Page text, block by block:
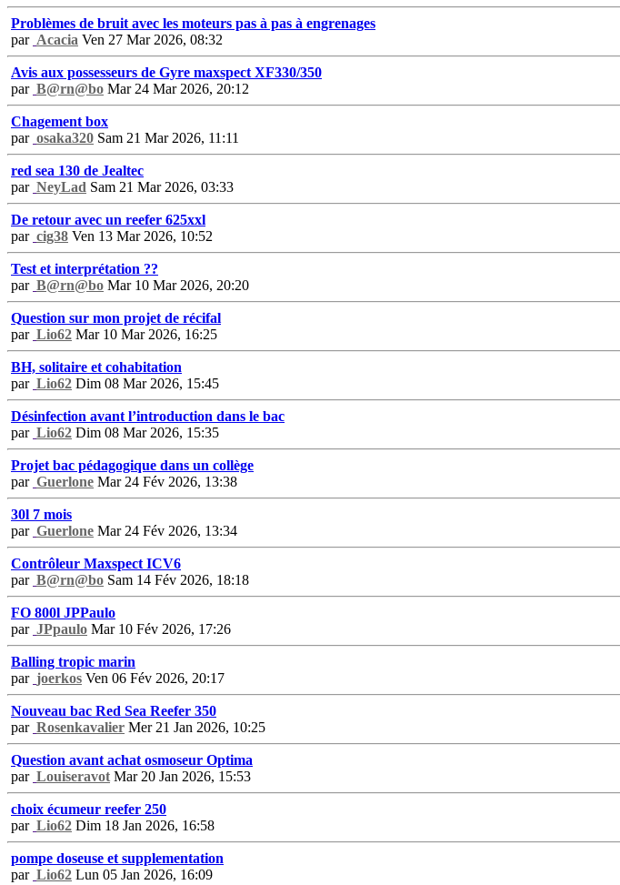
Problèmes de bruit avec les moteurs pas à pas à engrenages
par Acacia Ven 27 Mar 2026, 08:32
Avis aux possesseurs de Gyre maxspect XF330/350
par B@rn@bo Mar 24 Mar 2026, 20:12
Chagement box
par osaka320 Sam 21 Mar 2026, 11:11
red sea 130 de Jealtec
par NeyLad Sam 21 Mar 2026, 03:33
De retour avec un reefer 625xxl
par cig38 Ven 13 Mar 2026, 10:52
Test et interprétation ??
par B@rn@bo Mar 10 Mar 2026, 20:20
Question sur mon projet de récifal
par Lio62 Mar 10 Mar 2026, 16:25
BH, solitaire et cohabitation
par Lio62 Dim 08 Mar 2026, 15:45
Désinfection avant l’introduction dans le bac
par Lio62 Dim 08 Mar 2026, 15:35
Projet bac pédagogique dans un collège
par Guerlone Mar 24 Fév 2026, 13:38
30l 7 mois
par Guerlone Mar 24 Fév 2026, 13:34
Contrôleur Maxspect ICV6
par B@rn@bo Sam 14 Fév 2026, 18:18
FO 800l JPPaulo
par JPpaulo Mar 10 Fév 2026, 17:26
Balling tropic marin
par joerkos Ven 06 Fév 2026, 20:17
Nouveau bac Red Sea Reefer 350
par Rosenkavalier Mer 21 Jan 2026, 10:25
Question avant achat osmoseur Optima
par Louiseravot Mar 20 Jan 2026, 15:53
choix écumeur reefer 250
par Lio62 Dim 18 Jan 2026, 16:58
pompe doseuse et supplementation
par Lio62 Lun 05 Jan 2026, 16:09